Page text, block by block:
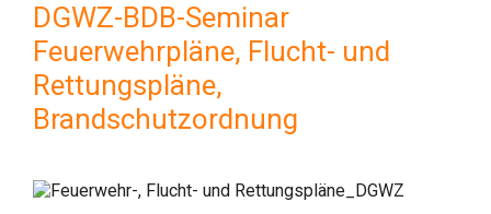
GESCHÄFTSSTELLE
DGWZ-BDB-Seminar
Feuerwehrpläne, Flucht- und
Rettungspläne,
Brandschutzordnung